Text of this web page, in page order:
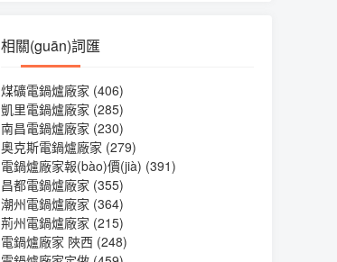
相關(guān)詞匯
煤礦電鍋爐廠家 (406)
凱里電鍋爐廠家 (285)
南昌電鍋爐廠家 (230)
奧克斯電鍋爐廠家 (279)
電鍋爐廠家報(bào)價(jià) (391)
昌都電鍋爐廠家 (355)
潮州電鍋爐廠家 (364)
荊州電鍋爐廠家 (215)
電鍋爐廠家 陜西 (248)